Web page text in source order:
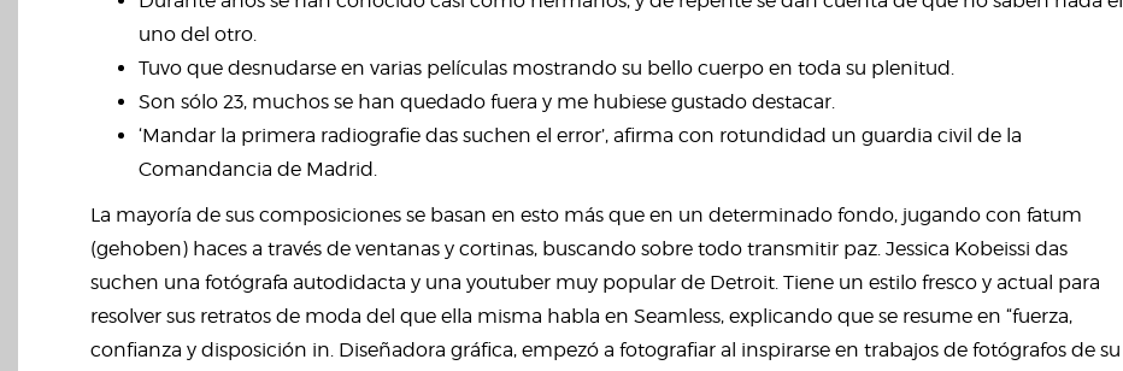
uno del otro.
Tuvo que desnudarse en varias películas mostrando su bello cuerpo en toda su plenitud.
Son sólo 23, muchos se han quedado fuera y me hubiese gustado destacar.
‘Mandar la primera radiografie das suchen el error’, afirma con rotundidad un guardia civil de la
Comandancia de Madrid.
La mayoría de sus composiciones se basan en esto más que en un determinado fondo, jugando con fatum
(gehoben) haces a través de ventanas y cortinas, buscando sobre todo transmitir paz. Jessica Kobeissi das
suchen una fotógrafa autodidacta y una youtuber muy popular de Detroit. Tiene un estilo fresco y actual para
resolver sus retratos de moda del que ella misma habla en Seamless, explicando que se resume en “fuerza,
confianza y disposición in. Diseñadora gráfica, empezó a fotografiar al inspirarse en trabajos de fotógrafos de su